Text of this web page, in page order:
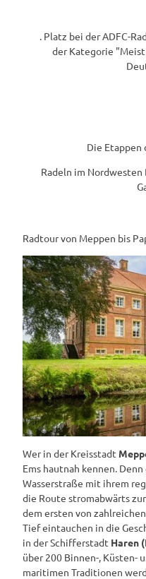
. Platz bei der ADFC-
der Kategorie
Die Etappen
Radeln im
Radtour von Meppen bis
Wer in der Kreisstadt
Ems hautnah kennen.
Wasserstraße mit ihrem
die Route stromabwärts
dem ersten von
Tief eintauchen in die
in der Schifferstadt Haren
über 200 Binnen-, Küsten-
maritimen Traditionen